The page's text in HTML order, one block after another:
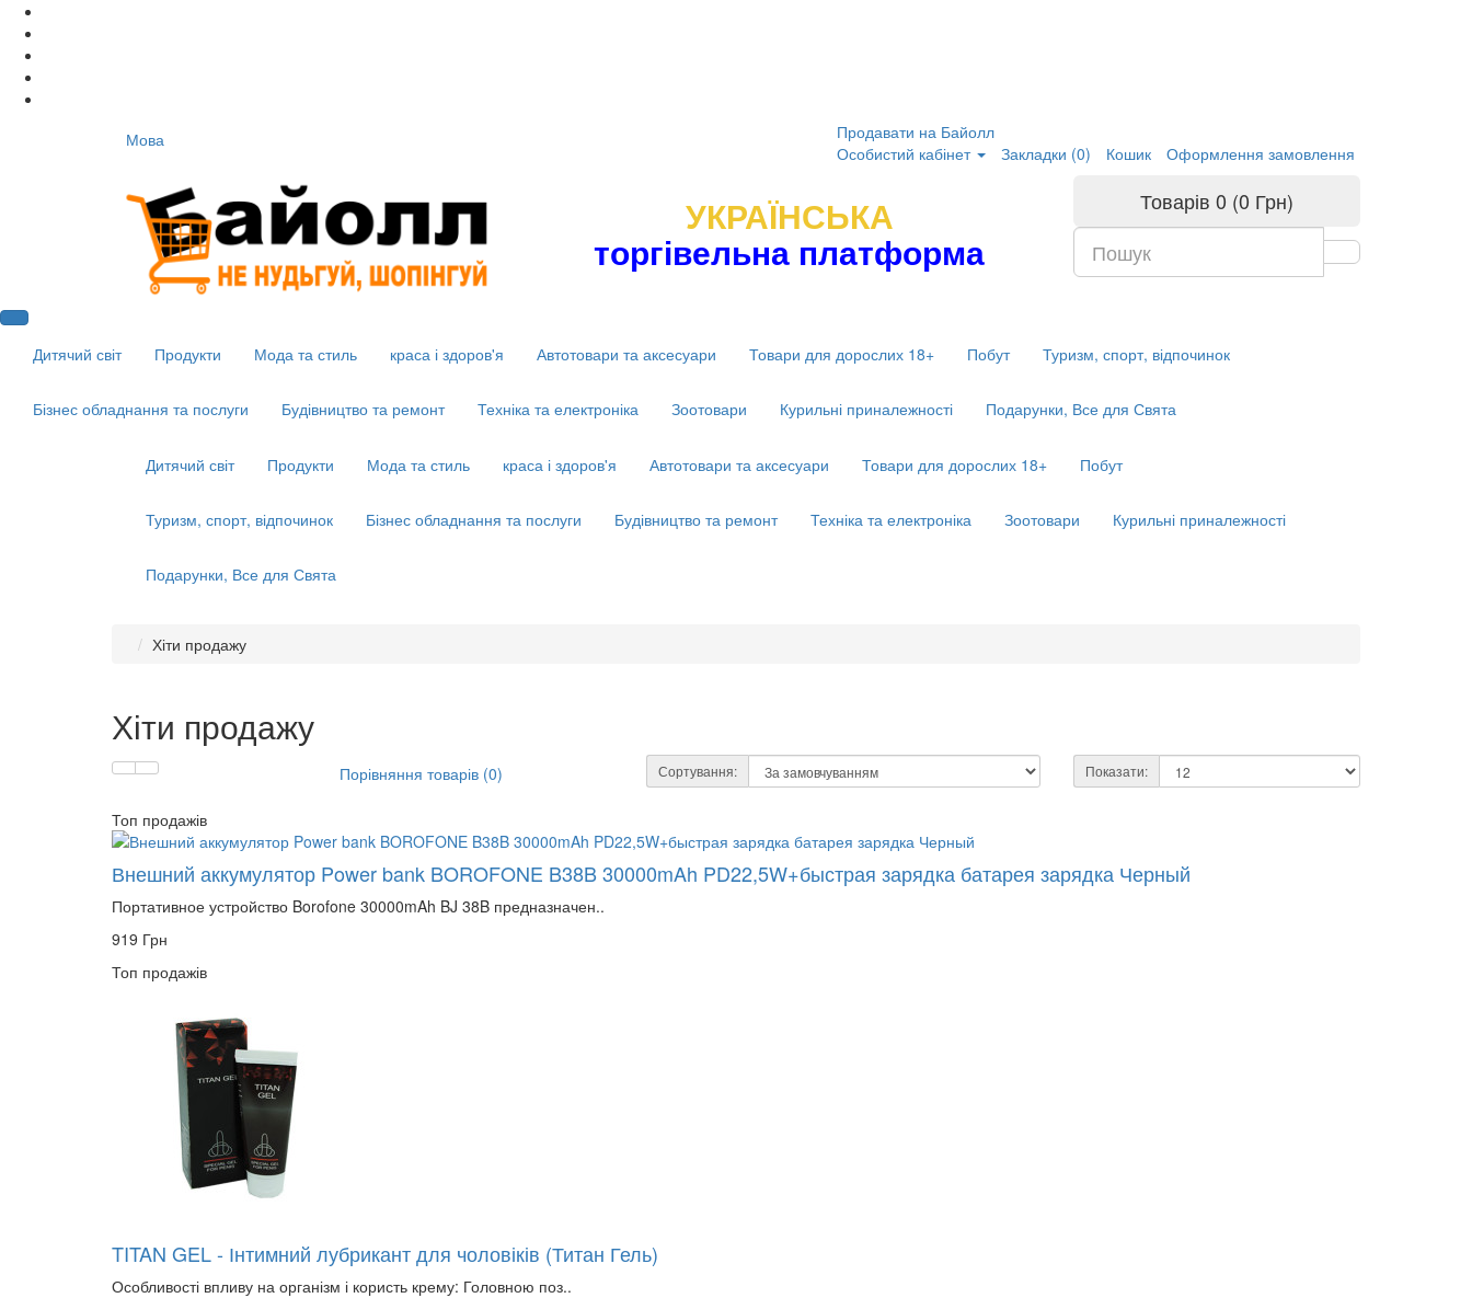
Мова
Продавати на Байолл
Особистий кабінет
Закладки (0) Кошик Оформлення замовлення
УКРАЇНСЬКА
торгівельна платформа
Товарів 0 (0 Грн)
Дитячий світ Продукти Мода та стиль краса і здоров'я Автотовари та аксесуари Товари для дорослих 18+ Побут Туризм, спорт, відпочинок
Бізнес обладнання та послуги Будівництво та ремонт Техніка та електроніка Зоотовари Курильні приналежності Подарунки, Все для Свята
Дитячий світ Продукти Мода та стиль краса і здоров'я Автотовари та аксесуари Товари для дорослих 18+ Побут
Туризм, спорт, відпочинок Бізнес обладнання та послуги Будівництво та ремонт Техніка та електроніка Зоотовари Курильні приналежності
Подарунки, Все для Свята
Хіти продажу
Хіти продажу
Порівняння товарів (0) Сортування: Показати:
Топ продажів
Внешний аккумулятор Power bank BOROFONE B38B 30000mAh PD22,5W+быстрая зарядка батарея зарядка Черный
Портативное устройство Borofone 30000mAh BJ 38B предназначен..
919 Грн
Топ продажів
TITAN GEL - Інтимний лубрикант для чоловіків (Титан Гель)
Особливості впливу на організм і користь крему: Головною поз..